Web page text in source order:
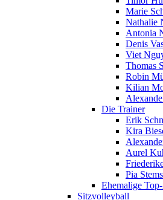
Marie
Nathalie
Antonia
Denis
Viet
Thomas
Robin
Kilian
Die Trainer
Erik
Kira
Aurel
Pia
Ehemalige
Sitzvolleyball